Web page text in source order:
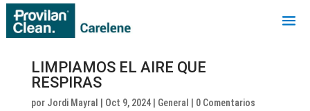
LIMPIAMOS EL AIRE QUE
RESPIRAS
por Jordi Mayral Oct 9, 2024| General 0 Comentarios